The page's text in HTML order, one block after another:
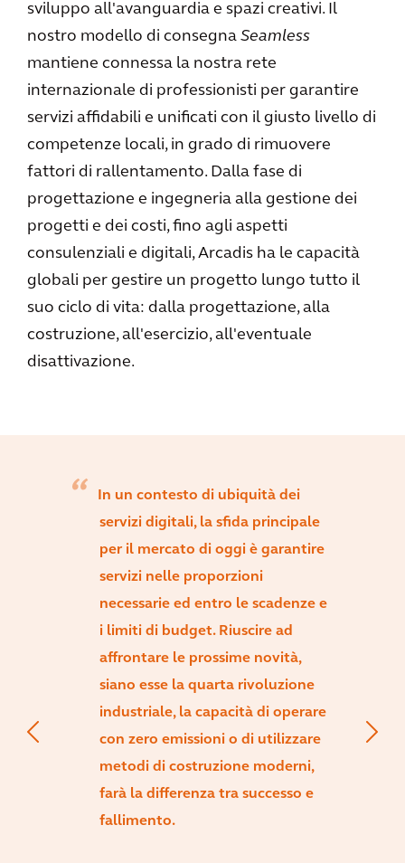
sviluppo all'avanguardia e spazi creativi. Il
nostro modello di consegna Seamless
mantiene connessa la nostra rete
internazionale di professionisti per garantire
servizi affidabili e unificati con il giusto livello di
competenze locali, in grado di rimuovere
fattori di rallentamento. Dalla fase di
progettazione e ingegneria alla gestione dei
progetti e dei costi, fino agli aspetti
consulenziali e digitali, Arcadis ha le capacità
globali per gestire un progetto lungo tutto il
suo ciclo di vita: dalla progettazione, alla
costruzione, all'esercizio, all'eventuale
disattivazione.
In un contesto di ubiquità dei
servizi digitali, la sfida principale
per il mercato di oggi è garantire
servizi nelle proporzioni
necessarie ed entro le scadenze e
i limiti di budget. Riuscire ad
affrontare le prossime novità,
siano esse la quarta rivoluzione
industriale, la capacità di operare
con zero emissioni o di utilizzare
metodi di costruzione moderni,
farà la differenza tra successo e
fallimento.